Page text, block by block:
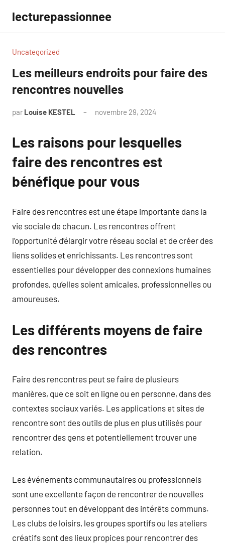
contenu
lecturepassionnee
Uncategorized
Les meilleurs endroits pour faire des
rencontres nouvelles
par Louise KESTEL novembre 29, 2024
Les raisons pour lesquelles
faire des rencontres est
bénéfique pour vous
Faire des rencontres est une étape importante dans la
vie sociale de chacun. Les rencontres offrent
l’opportunité d’élargir votre réseau social et de créer des
liens solides et enrichissants. Les rencontres sont
essentielles pour développer des connexions humaines
profondes, qu’elles soient amicales, professionnelles ou
amoureuses.
Les différents moyens de faire
des rencontres
Faire des rencontres peut se faire de plusieurs
manières, que ce soit en ligne ou en personne, dans des
contextes sociaux variés. Les applications et sites de
rencontre sont des outils de plus en plus utilisés pour
rencontrer des gens et potentiellement trouver une
relation.
Les événements communautaires ou professionnels
sont une excellente façon de rencontrer de nouvelles
personnes tout en développant des intérêts communs.
Les clubs de loisirs, les groupes sportifs ou les ateliers
créatifs sont des lieux propices pour rencontrer des